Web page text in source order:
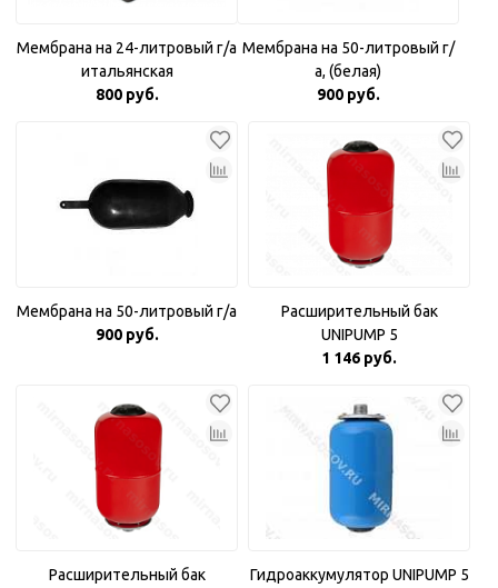
Мембрана на 24-литровый г/а
итальянская
800 руб.
Мембрана на 50-литровый г/
а, (белая)
900 руб.
Мембрана на 50-литровый г/а
900 руб.
Расширительный бак
UNIPUMP 5
1 146 руб.
Расширительный бак
Гидроаккумулятор UNIPUMP 5